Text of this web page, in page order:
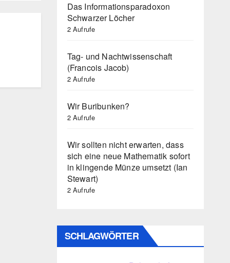
Das Informationsparadoxon
Schwarzer Löcher
2 Aufrufe
Tag- und Nachtwissenschaft
(Francois Jacob)
2 Aufrufe
Wir Buribunken?
2 Aufrufe
Wir sollten nicht erwarten, dass
sich eine neue Mathematik sofort
in klingende Münze umsetzt (Ian
Stewart)
2 Aufrufe
SCHLAGWÖRTER